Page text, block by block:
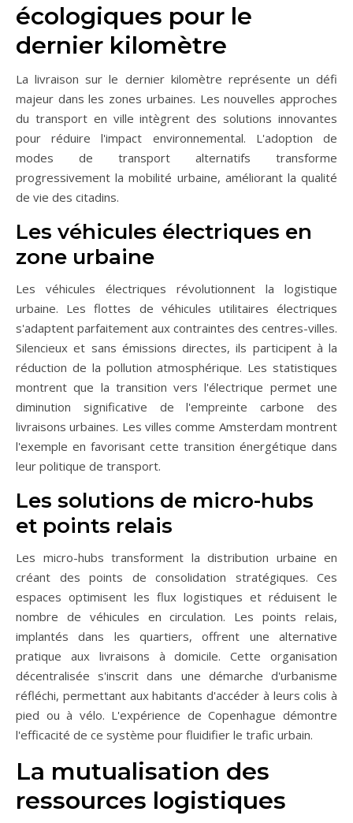
écologiques pour le
dernier kilomètre
La livraison sur le dernier kilomètre représente un défi
majeur dans les zones urbaines. Les nouvelles approches
du transport en ville intègrent des solutions innovantes
pour réduire l'impact environnemental. L'adoption de
modes de transport alternatifs transforme
progressivement la mobilité urbaine, améliorant la qualité
de vie des citadins.
Les véhicules électriques en
zone urbaine
Les véhicules électriques révolutionnent la logistique
urbaine. Les flottes de véhicules utilitaires électriques
s'adaptent parfaitement aux contraintes des centres-villes.
Silencieux et sans émissions directes, ils participent à la
réduction de la pollution atmosphérique. Les statistiques
montrent que la transition vers l'électrique permet une
diminution significative de l'empreinte carbone des
livraisons urbaines. Les villes comme Amsterdam montrent
l'exemple en favorisant cette transition énergétique dans
leur politique de transport.
Les solutions de micro-hubs
et points relais
Les micro-hubs transforment la distribution urbaine en
créant des points de consolidation stratégiques. Ces
espaces optimisent les flux logistiques et réduisent le
nombre de véhicules en circulation. Les points relais,
implantés dans les quartiers, offrent une alternative
pratique aux livraisons à domicile. Cette organisation
décentralisée s'inscrit dans une démarche d'urbanisme
réfléchi, permettant aux habitants d'accéder à leurs colis à
pied ou à vélo. L'expérience de Copenhague démontre
l'efficacité de ce système pour fluidifier le trafic urbain.
La mutualisation des
ressources logistiques